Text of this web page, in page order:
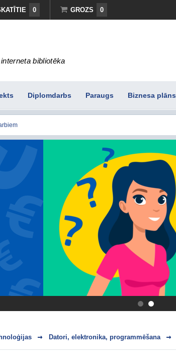
0 GROZS 0
interneta bibliotēka
Diplomdarbs Paraugs Biznesa plāns
.
Datori, elektronika, programmēšana